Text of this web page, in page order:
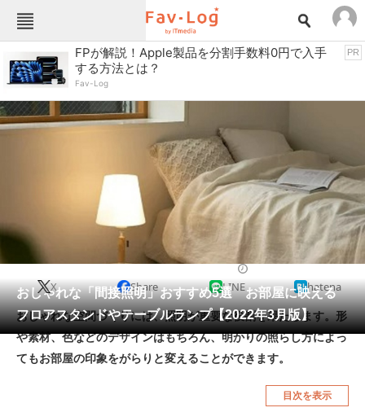
Fav-Logカテゴリー一覧
TOP
インテリア・収納 おもちゃ・ホビー
カメラ キッチン家電
ゲーム
コンテンツ・サービス スイーツ・お菓子
スポーツ・レジャー スマホ・携帯電話
ファッション
ペット 家電
工具・DIY 本・DVD・CD
生活家電 生活用品
FPが解説！Apple製品を分割手数料0円で入手
する方法とは？
Fav-Log
PR
おしゃれな「間接照明」おすすめ5選 お部屋に映える
フロアスタンドやテーブルランプ【2022年3月版】
X Share LINE hatena
おしゃれな空間づくりには、照明が重要な役割を果たします。形
や素材、色などのデザインはもちろん、明かりの照らし方によっ
てもお部屋の印象をがらりと変えることができます。
目次を表示